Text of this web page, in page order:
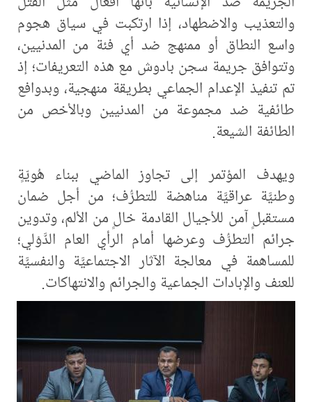
والتعذيب والاضطهاد، إذا ارتكبت في سياق هجوم
واسع النطاق أو ممنهج ضد أي فئة من المدنيين،
وتتوافق جريمة سجن بادوش مع هذه التعريفات؛ إذ
تم تنفيذ الإعدام الجماعي بطريقة منهجية، وبدوافع
طائفية ضد مجموعة من المدنيين وبالأخص من
الطائفة الشيعة.
ويهدف المؤتمر إلى تجاوز الماضي ببناء هُويّةٍ
وطنيَّة عراقيَّة مناهضة للتطرُّف؛ من أجل ضمان
مستقبلٍ آمن للأجيال القادمة خالٍ من الألم، وتدوين
جرائم التطرُّف وعرضها أمام الرأي العام الدَّوْلي؛
للمساهمة في معالجة الآثار الاجتماعيَّة والنفسيَّة
للعنف والإبادات الجماعية والجرائم والانتهاكات.